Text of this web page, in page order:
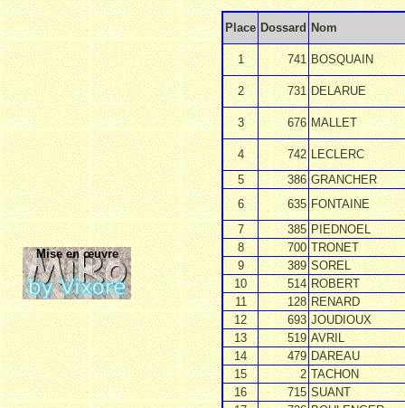
Mise en œuvre
Place Dossard Nom
1 741 BOSQUAIN
2 731 DELARUE
3 676 MALLET
4 742 LECLERC
5
386 GRANCHER
6
635 FONTAINE
7
385 PIEDNOEL
8
700 TRONET
9
389 SOREL
10
514 ROBERT
11
128 RENARD
12
693 JOUDIOUX
13
519 AVRIL
14
479 DAREAU
15
2 TACHON
16
715 SUANT